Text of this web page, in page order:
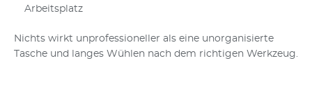
Arbeitsplatz
Nichts wirkt unprofessioneller als eine unorganisierte
Tasche und langes Wühlen nach dem richtigen Werkzeug.